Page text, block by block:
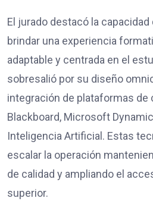
El jurado destacó la
brindar una experiencia
adaptable y centrada en el
sobresalió por su diseño
integración de plataformas de
Blackboard, Microsoft
Inteligencia Artificial. Estas
escalar la operación
de calidad y ampliando el
superior.